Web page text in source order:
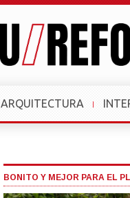
ARQUITECTURA
BONITO Y MEJOR PARA EL